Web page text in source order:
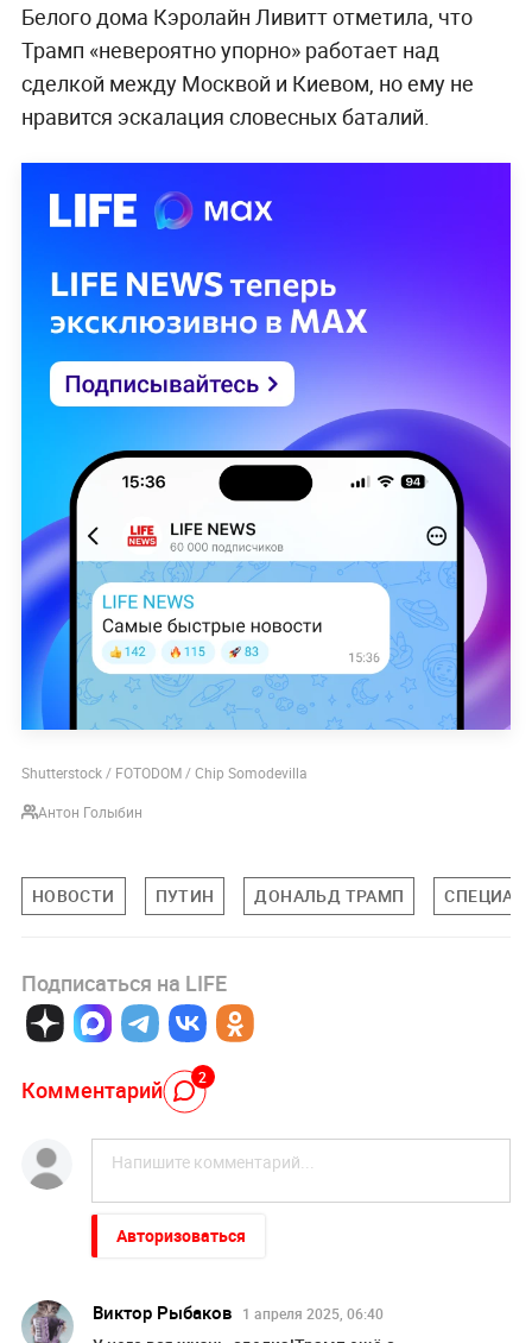
Белого дома Кэролайн Ливитт отметила, что
Трамп «невероятно упорно» работает над
сделкой между Москвой и Киевом, но ему не
нравится эскалация словесных баталий.
Shutterstock / FOTODOM / Chip Somodevilla
Антон Голыбин
НОВОСТИ ПУТИН ДОНАЛЬД ТРАМП
Подписаться на LIFE
Комментарий 2
Авторизоваться
Виктор Рыбаков 1 апреля 2025, 06:40